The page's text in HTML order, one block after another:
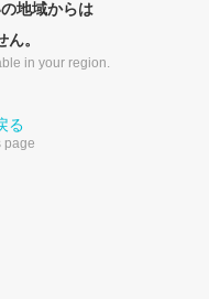
地域からは
。
in your region.
る
page